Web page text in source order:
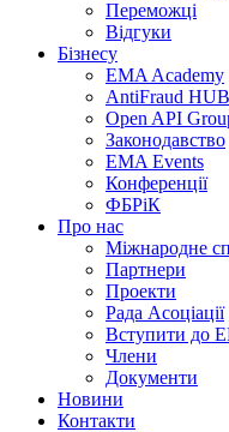
Переможцi
Відгуки
Бізнесу
EMA Academy
AntiFraud HUB
Open API
Законодавство
EMA Events
Конференції
ФБРіК
Про нас
Міжнародне
Партнери
Проекти
Рада Асоціації
Вступити до
Члени
Документи
Новини
Контакти